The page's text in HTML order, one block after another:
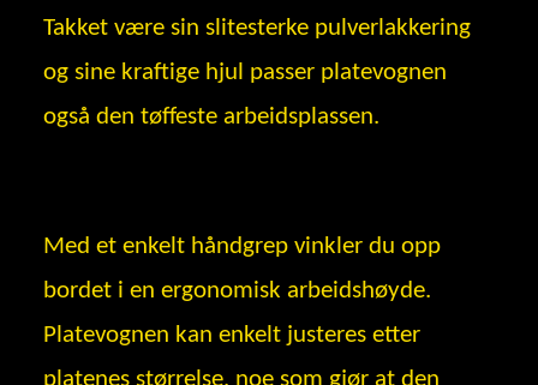
Takket være sin slitesterke pulverlakkering
og sine kraftige hjul passer platevognen
også den tøffeste arbeidsplassen.
Med et enkelt håndgrep vinkler du opp
bordet i en ergonomisk arbeidshøyde.
Platevognen kan enkelt justeres etter
platenes størrelse, noe som gjør at den